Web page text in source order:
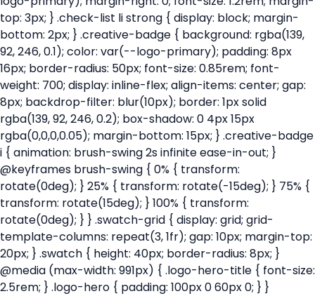
top: 3px; } .check-list li strong { display: block; margin-
bottom: 2px; } .creative-badge { background: rgba(139,
92, 246, 0.1); color: var(--logo-primary); padding: 8px
16px; border-radius: 50px; font-size: 0.85rem; font-
weight: 700; display: inline-flex; align-items: center; gap:
8px; backdrop-filter: blur(10px); border: 1px solid
rgba(139, 92, 246, 0.2); box-shadow: 0 4px 15px
rgba(0,0,0,0.05); margin-bottom: 15px; } .creative-badge
i { animation: brush-swing 2s infinite ease-in-out; }
@keyframes brush-swing { 0% { transform:
rotate(0deg); } 25% { transform: rotate(-15deg); } 75% {
transform: rotate(15deg); } 100% { transform:
rotate(0deg); } } .swatch-grid { display: grid; grid-
template-columns: repeat(3, 1fr); gap: 10px; margin-top:
20px; } .swatch { height: 40px; border-radius: 8px; }
@media (max-width: 991px) { .logo-hero-title { font-size:
2.5rem; } .logo-hero { padding: 100px 0 60px 0; } }